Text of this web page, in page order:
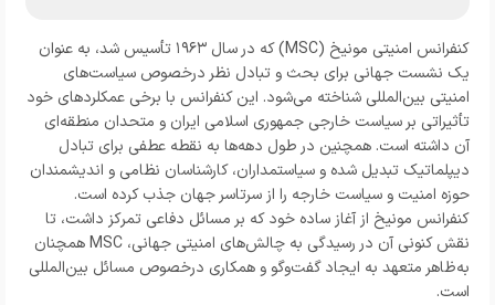
کنفرانس امنیتی مونیخ (MSC) که در سال ۱۹۶۳ تأسیس شد، به عنوان
یک نشست جهانی برای بحث و تبادل نظر درخصوص سیاست‌های
امنیتی بین‌المللی شناخته می‌شود. این کنفرانس با برخی عمکلرد‌های خود
تأثیراتی بر سیاست خارجی جمهوری اسلامی ایران و متحدان منطقه‌ای
آن داشته است. همچنین در طول دهه‌ها به نقطه عطفی برای تبادل
دیپلماتیک تبدیل شده و سیاستمداران، کارشناسان نظامی و اندیشمندان
حوزه امنیت و سیاست خارجه را از سرتاسر جهان جذب کرده است.
کنفرانس مونیخ از آغاز ساده خود که بر مسائل دفاعی تمرکز داشت، تا
نقش کنونی آن در رسیدگی به چالش‌های امنیتی جهانی، MSC همچنان
به‌ظاهر متعهد به ایجاد گفت‌و‌گو و همکاری درخصوص مسائل بین‌المللی
است.